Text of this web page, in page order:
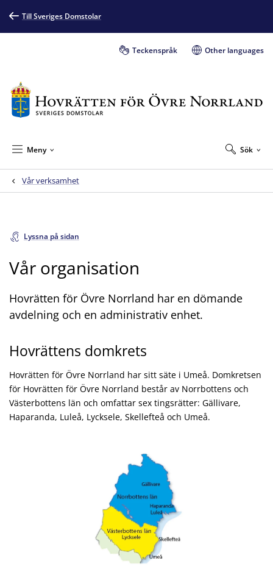
Till Sveriges Domstolar
Teckenspråk Other languages
Sök
Meny
Vår verksamhet
Lyssna på sidan
Vår organisation
Hovrätten för Övre Norrland har en dömande
avdelning och en administrativ enhet.
Hovrättens domkrets
Hovrätten för Övre Norrland har sitt säte i Umeå. Domkretsen
för Hovrätten för Övre Norrland består av Norrbottens och
Västerbottens län och omfattar sex tingsrätter: Gällivare,
Haparanda, Luleå, Lycksele, Skellefteå och Umeå.